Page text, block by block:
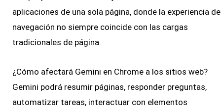
aplicaciones de una sola página, donde la experiencia de
navegación no siempre coincide con las cargas
tradicionales de página.
¿Cómo afectará Gemini en Chrome a los sitios web?
Gemini podrá resumir páginas, responder preguntas,
automatizar tareas, interactuar con elementos